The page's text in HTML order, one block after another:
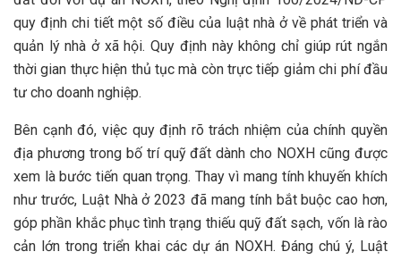
quy định chi tiết một số điều của luật nhà ở về phát triển và
quản lý nhà ở xã hội. Quy định này không chỉ giúp rút ngắn
thời gian thực hiện thủ tục mà còn trực tiếp giảm chi phí đầu
tư cho doanh nghiệp.
Bên cạnh đó, việc quy định rõ trách nhiệm của chính quyền
địa phương trong bố trí quỹ đất dành cho NOXH cũng được
xem là bước tiến quan trọng. Thay vì mang tính khuyến khích
như trước, Luật Nhà ở 2023 đã mang tính bắt buộc cao hơn,
góp phần khắc phục tình trạng thiếu quỹ đất sạch, vốn là rào
cản lớn trong triển khai các dự án NOXH. Đáng chú ý, Luật